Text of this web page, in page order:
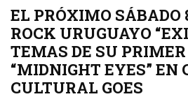
EL PRÓXIMO SÁBADO
ROCK URUGUAYO
TEMAS DE SU PRIMER
“MIDNIGHT EYES” EN
CULTURAL GOES